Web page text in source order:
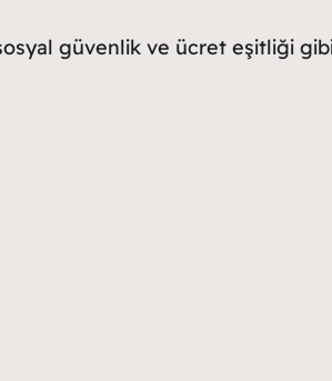
güvenlik ve ücret eşitliği